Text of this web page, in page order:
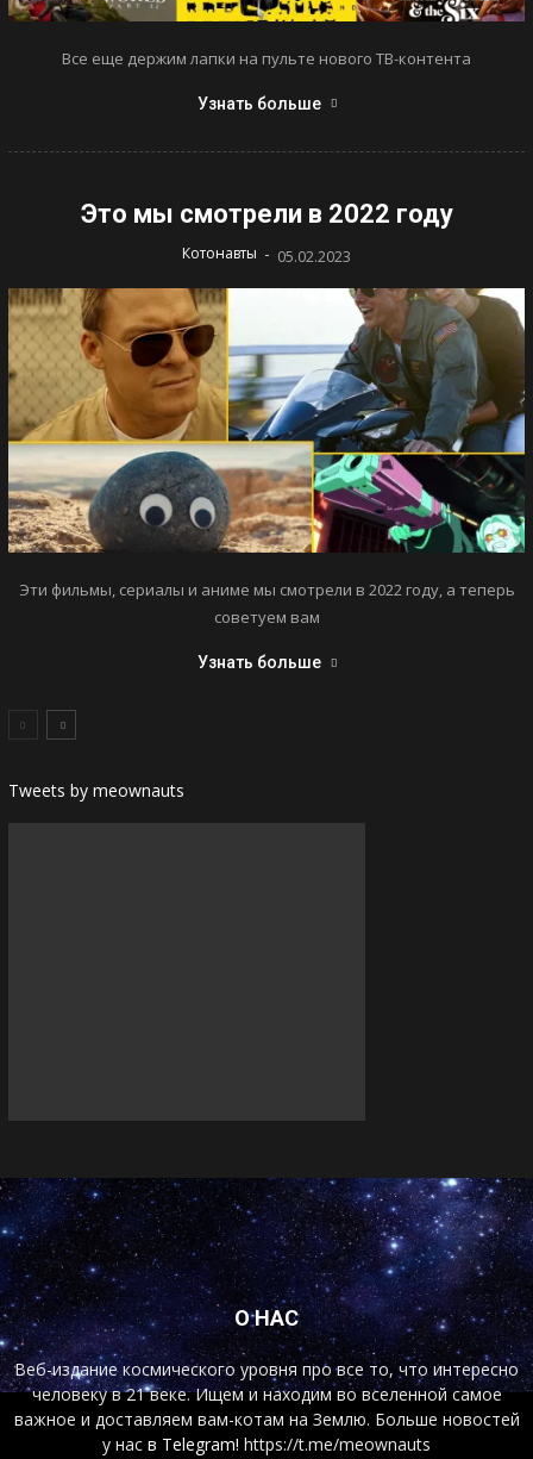
Все еще держим лапки на пульте нового ТВ-контента
Узнать больше
Это мы смотрели в 2022 году
Котонавты - 05.02.2023
Эти фильмы, сериалы и аниме мы смотрели в 2022 году, а теперь
советуем вам
Узнать больше
Tweets by meownauts
О НАС
Веб-издание космического уровня про все то, что интересно
человеку в 21 веке. Ищем и находим во вселенной самое
важное и доставляем вам-котам на Землю. Больше новостей
у нас в Telegram! https://t.me/meownauts